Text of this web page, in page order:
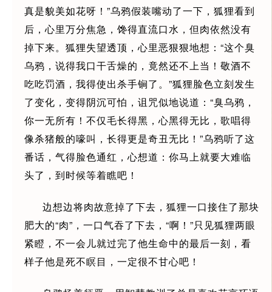
真是貌美如花呀！”乌鸦假装嘴动了一下，狐狸看到
后，心里万分焦急，馋得直流口水，但肉依然没有
掉下来。狐狸失望透顶，心里恶狠狠地想：“这个臭
乌鸦，说得我口干舌燥的，竟然还不上当！敬酒不
吃吃罚酒，我得使出杀手锏了。”狐狸脸色立刻发生
了变化，变得阴沉可怕，诅咒似地说道：“臭乌鸦，
你一无所有！不仅毛长得黑，心黑得无比，歌唱得
像杀猪般的嚎叫，长得更是奇丑无比！”乌鸦听了这
番话，气得脸色通红，心想道：你马上就要大难临
头了，到时候等着瞧吧！
边想边将肉故意掉了下去，狐狸一口接住了那块
肥大的“肉”，一口气吞了下去，“啊！”只见狐狸两眼
紧瞪，不一会儿就过完了他生命中的最后一刻，看
样子他是死不瞑目，一定很不甘心吧！